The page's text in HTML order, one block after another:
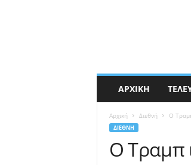
ΑΡΧΙΚΉ
Αρχική Διεθνή Ο
ΔΙΕΘΝΉ
Ο Τραμπ